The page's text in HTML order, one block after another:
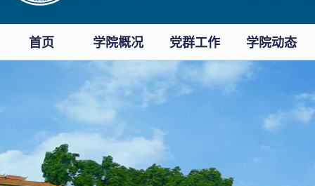
首页 学院概况 党群工作 学院动态